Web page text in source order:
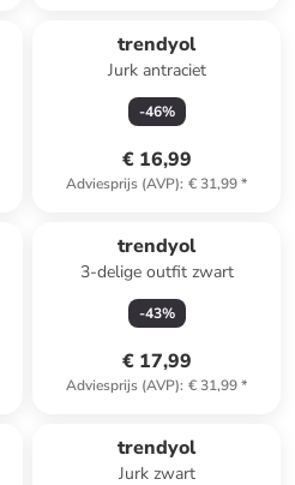
trendyol
Jurk antraciet
-46%
€ 16,99
Adviesprijs (AVP): € 31,99*
trendyol
3-delige outfit zwart
-43%
€ 17,99
Adviesprijs (AVP): € 31,99*
trendyol
Jurk zwart